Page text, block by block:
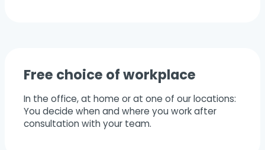
Free choice of workplace
In the office, at home or at one of our locations:
You decide when and where you work after
consultation with your team.